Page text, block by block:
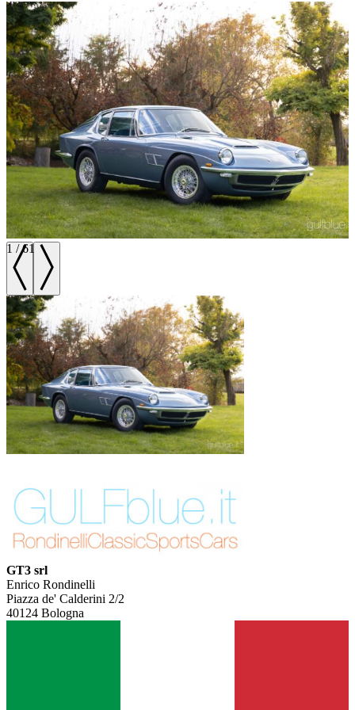
1 /61
GT3 srl
Enrico Rondinelli
Piazza de' Calderini 2/2
40124 Bologna